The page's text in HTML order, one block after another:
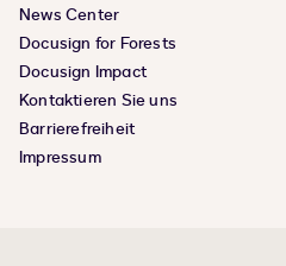
News Center
Docusign for Forests
Docusign Impact
Kontaktieren Sie uns
Barrierefreiheit
Impressum